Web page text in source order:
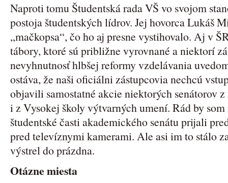
Naproti tomu Študentská rada VŠ vo svojom
postoja študentských lídrov. Jej hovorca Lukáš
„mačkopsa“, čo ho aj presne vystihovalo. Aj v
tábory, ktoré sú približne vyrovnané a niektorí
nevyhnutnosť hlbšej reformy vzdelávania
ostáva, že naši oficiálni zástupcovia nechcú
objavili samostatné akcie niektorých senátorov
i z Vysokej školy výtvarných umení. Rád by
študentské časti akademického senátu prijali
pred televíznymi kamerami. Ale asi im to stálo
výstrel do prázdna.
Otázne miesta